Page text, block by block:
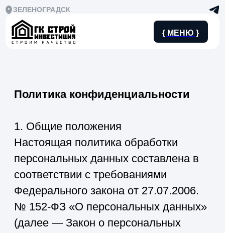
ЗЕЛЕНОГРАДСК
{ МЕНЮ }
1. Общие положения
Настоящая политика обработки
соответствии с требованиями
Федерального закона от 27.07.2006.
№ 152-ФЗ «О персональных данных»
(далее — Закон о персональных
данных) и определяет порядок
обработки персональных данных и
меры по обеспечению безопасности
персональных данных,
предпринимаемые ООО "СЗ "ИК
"СТРОЙИНВЕСТИЦИЯ" (далее —